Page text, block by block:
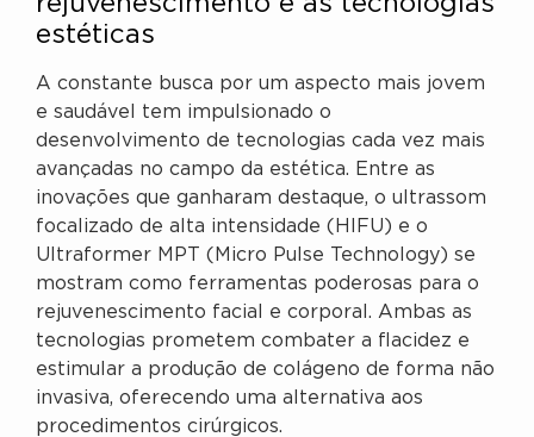
rejuvenescimento e as tecnologias
estéticas
A constante busca por um aspecto mais jovem
e saudável tem impulsionado o
desenvolvimento de tecnologias cada vez mais
avançadas no campo da estética. Entre as
inovações que ganharam destaque, o ultrassom
focalizado de alta intensidade (HIFU) e o
Ultraformer MPT (Micro Pulse Technology) se
mostram como ferramentas poderosas para o
rejuvenescimento facial e corporal. Ambas as
tecnologias prometem combater a flacidez e
estimular a produção de colágeno de forma não
invasiva, oferecendo uma alternativa aos
procedimentos cirúrgicos.